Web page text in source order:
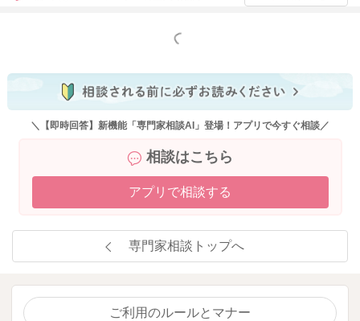
もっと見る
＼【即時回答】新機能「専門家相談AI」登場！アプリで今すぐ相談／
相談はこちら
アプリで相談する
専門家相談トップへ
ご利用のルールとマナー